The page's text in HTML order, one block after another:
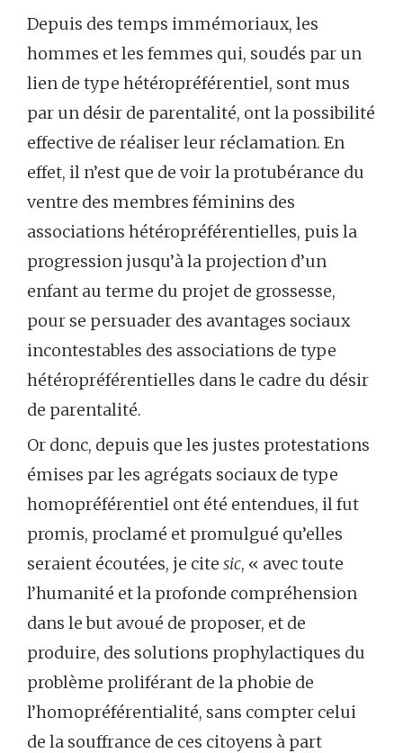
Depuis des temps immémoriaux, les
hommes et les femmes qui, soudés par un
lien de type hétéropréférentiel, sont mus
par un désir de parentalité, ont la possibilité
effective de réaliser leur réclamation. En
effet, il n’est que de voir la protubérance du
ventre des membres féminins des
associations hétéropréférentielles, puis la
progression jusqu’à la projection d’un
enfant au terme du projet de grossesse,
pour se persuader des avantages sociaux
incontestables des associations de type
hétéropréférentielles dans le cadre du désir
de parentalité.
Or donc, depuis que les justes protestations
émises par les agrégats sociaux de type
homopréférentiel ont été entendues, il fut
promis, proclamé et promulgué qu’elles
seraient écoutées, je cite sic, « avec toute
l’humanité et la profonde compréhension
dans le but avoué de proposer, et de
produire, des solutions prophylactiques du
problème proliférant de la phobie de
l’homopréférentialité, sans compter celui
de la souffrance de ces citoyens à part